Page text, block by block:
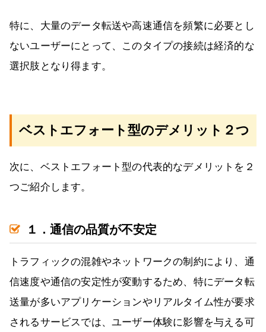
特に、大量のデータ転送や高速通信を頻繁に必要とし
ないユーザーにとって、このタイプの接続は経済的な
選択肢となり得ます。
ベストエフォート型のデメリット２つ
次に、ベストエフォート型の代表的なデメリットを２
つご紹介します。
１．通信の品質が不安定
トラフィックの混雑やネットワークの制約により、通
信速度や通信の安定性が変動するため、特にデータ転
送量が多いアプリケーションやリアルタイム性が要求
されるサービスでは、ユーザー体験に影響を与える可